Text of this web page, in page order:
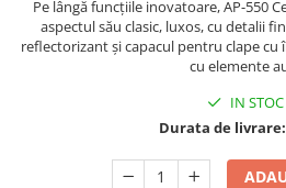
Android
Microfoane pt Camere Video
Microfoane pt instalatii si
Microfoane Suspendabile
Pe lângă funcțiile inovatoare, AP-550
aspectul său clasic, luxos, cu detalii
reflectorizant și capacul pentru clape cu
cu elemente
IN STOC
Durata de livrare: